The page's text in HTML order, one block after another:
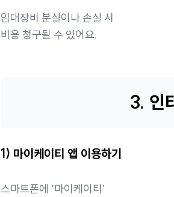
임대장비 분실이나 손실 시
비용 청구될 수 있어요.
3. 인
1) 마이케이티 앱 이용하기
스마트폰에 ‘마이케이티’